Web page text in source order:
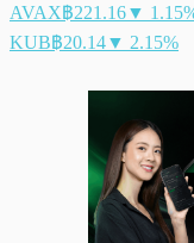
AVAX฿221.16▼
KUB฿20.14▼ 2.15%